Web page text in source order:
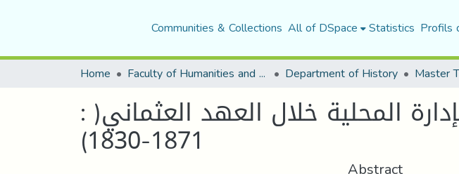
Communities & Collections All of DSpace Statistics Profils
Home Faculty of Humanities and Social Sciences Department of History Master
: العلاقات بين النظم الإدارة المركزية والإدارة المحلية خلال العهد العثماني(
1871-1830)